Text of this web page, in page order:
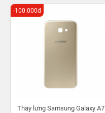
Thay lưng Samsung Galaxy A7
-100.000đ